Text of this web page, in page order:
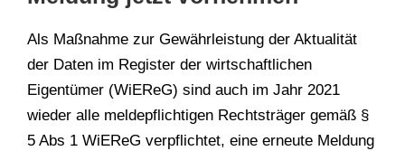
Als Maßnahme zur Gewährleistung der Aktualität
der Daten im Register der wirtschaftlichen
Eigentümer (WiEReG) sind auch im Jahr 2021
wieder alle meldepflichtigen Rechtsträger gemäß §
5 Abs 1 WiEReG verpflichtet, eine erneute Meldung